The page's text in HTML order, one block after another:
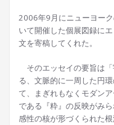
2006年9月にニューヨー
いて開催した個展図録に
文を寄稿してくれた。
そのエッセイの要旨は
る、文脈的に一周した円
て、まぎれもなくモダン
である『粋』の反映がみ
感性の核が形づくられた